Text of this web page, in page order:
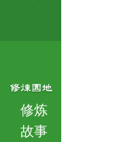
修炼
故事